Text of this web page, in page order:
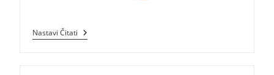
Nastavi Čitati Plan
Objave